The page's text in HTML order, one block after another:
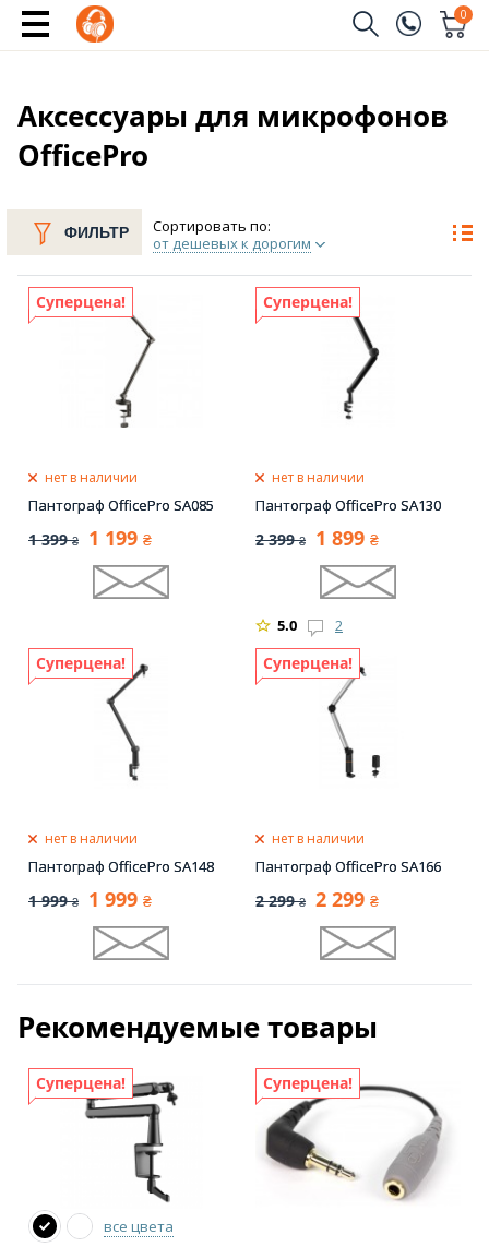
0
Отправить
Аксессуары для микрофонов
OfficePro
ФИЛЬТР
Сортировать по:
от дешевых к дорогим
Суперцена!
нет в наличии
Пантограф OfficePro SA085
1 399 ₴ 1 199 ₴
Суперцена!
нет в наличии
Пантограф OfficePro SA130
2 399 ₴ 1 899 ₴
5.0 2
Суперцена!
нет в наличии
Пантограф OfficePro SA148
1 999 ₴ 1 999 ₴
Суперцена!
нет в наличии
Пантограф OfficePro SA166
2 299 ₴ 2 299 ₴
Рекомендуемые товары
Суперцена!
все цвета
Суперцена!